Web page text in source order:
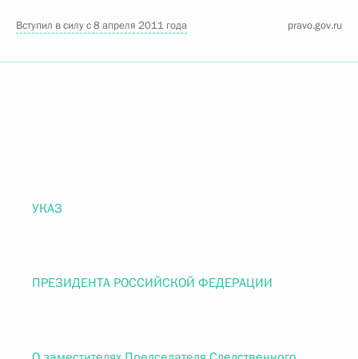
Вступил в силу с 8 апреля 2011 года pravo.gov.ru
УКАЗ
ПРЕЗИДЕНТА РОССИЙСКОЙ ФЕДЕРАЦИИ